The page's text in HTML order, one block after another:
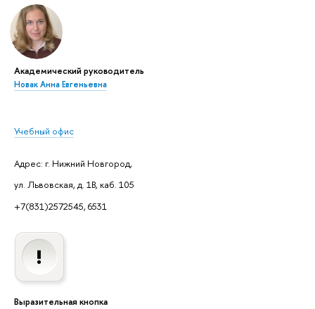
Академический руководитель
Новак Анна Евгеньевна
Учебный офис
Адрес: г. Нижний Новгород,
ул. Львовская, д. 1В, каб. 105
+7(831)2572545, 6531
Выразительная кнопка